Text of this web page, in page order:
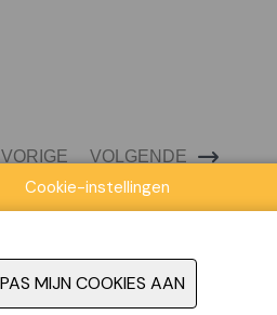
VORIGE VOLGENDE
Locatie
Cookie-instellingen